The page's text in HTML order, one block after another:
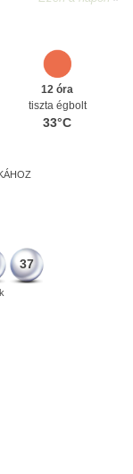
12 óra
tiszta égbolt
33°C
37